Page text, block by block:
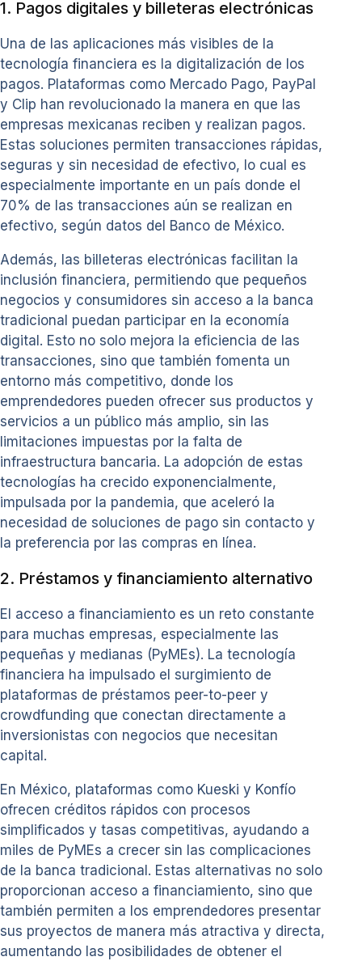
1. Pagos digitales y billeteras electrónicas
Una de las aplicaciones más visibles de la
tecnología financiera es la digitalización de los
pagos. Plataformas como Mercado Pago, PayPal
y Clip han revolucionado la manera en que las
empresas mexicanas reciben y realizan pagos.
Estas soluciones permiten transacciones rápidas,
seguras y sin necesidad de efectivo, lo cual es
especialmente importante en un país donde el
70% de las transacciones aún se realizan en
efectivo, según datos del Banco de México.
Además, las billeteras electrónicas facilitan la
inclusión financiera, permitiendo que pequeños
negocios y consumidores sin acceso a la banca
tradicional puedan participar en la economía
digital. Esto no solo mejora la eficiencia de las
transacciones, sino que también fomenta un
entorno más competitivo, donde los
emprendedores pueden ofrecer sus productos y
servicios a un público más amplio, sin las
limitaciones impuestas por la falta de
infraestructura bancaria. La adopción de estas
tecnologías ha crecido exponencialmente,
impulsada por la pandemia, que aceleró la
necesidad de soluciones de pago sin contacto y
la preferencia por las compras en línea.
2. Préstamos y financiamiento alternativo
El acceso a financiamiento es un reto constante
para muchas empresas, especialmente las
pequeñas y medianas (PyMEs). La tecnología
financiera ha impulsado el surgimiento de
plataformas de préstamos peer-to-peer y
crowdfunding que conectan directamente a
inversionistas con negocios que necesitan
capital.
En México, plataformas como Kueski y Konfío
ofrecen créditos rápidos con procesos
simplificados y tasas competitivas, ayudando a
miles de PyMEs a crecer sin las complicaciones
de la banca tradicional. Estas alternativas no solo
proporcionan acceso a financiamiento, sino que
también permiten a los emprendedores presentar
sus proyectos de manera más atractiva y directa,
aumentando las posibilidades de obtener el